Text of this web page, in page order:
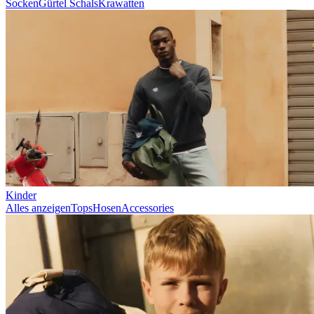
Summer 2026
0
Trending now
Polo
T-Shirts
Shorts
T-SHIRTS
JACKEN